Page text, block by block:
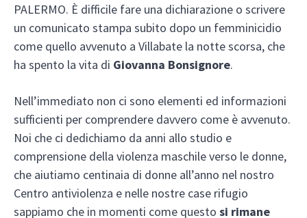
PALERMO. È difficile fare una dichiarazione o scrivere
un comunicato stampa subito dopo un femminicidio
come quello avvenuto a Villabate la notte scorsa, che
ha spento la vita di Giovanna Bonsignore.
Nell’immediato non ci sono elementi ed informazioni
sufficienti per comprendere davvero come è avvenuto.
Noi che ci dedichiamo da anni allo studio e
comprensione della violenza maschile verso le donne,
che aiutiamo centinaia di donne all’anno nel nostro
Centro antiviolenza e nelle nostre case rifugio
sappiamo che in momenti come questo si rimane